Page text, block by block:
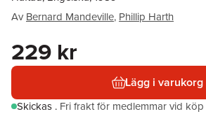
Av Bernard Mandeville, Phillip Harth
229 kr
Lägg i varukorg
Skickas . Fri frakt för medlemmar vid